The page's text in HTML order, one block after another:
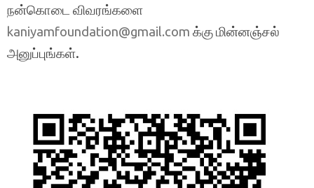
நன்கொடை விவரங்களை
kaniyamfoundation@gmail.com க்கு மின்னஞ்சல்
அனுப்புங்கள்.